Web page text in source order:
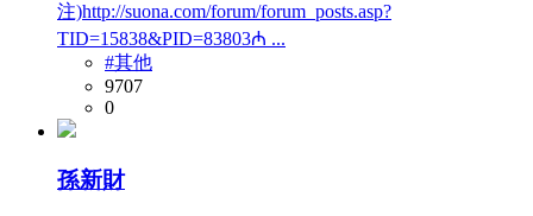
注)http://suona.com/forum/forum_posts.asp?
TID=15838&PID=83803₼ ...
#其他
9707
0
孫新財